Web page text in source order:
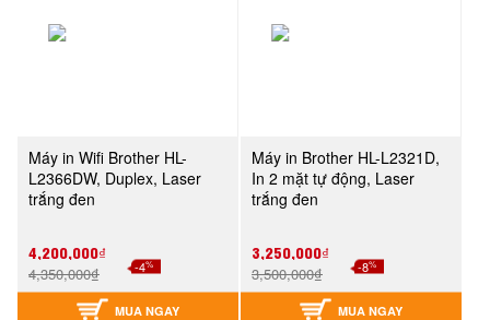
Máy in Wifi Brother HL-
L2366DW, Duplex, Laser
trắng đen
4,200,000₫
4,350,000₫ -4%
MUA NGAY
Máy in Brother HL-L2321D,
In 2 mặt tự động, Laser
trắng đen
3,250,000₫
3,500,000₫ -8%
MUA NGAY